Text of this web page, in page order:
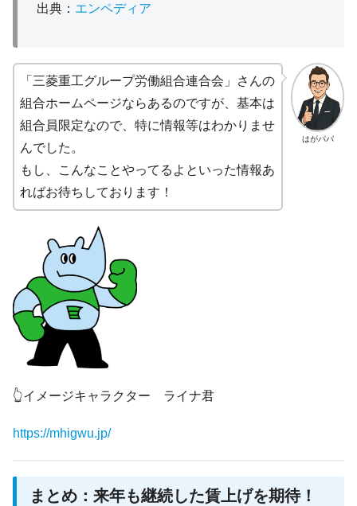
出典： エンペディア
はがパパ
「三菱重工グループ労働組合連合会」さんの
組合ホームページならあるのですが、基本は
組合員限定なので、特に情報等はわかりませ
んでした。
もし、こんなことやってるよといった情報あ
ればお待ちしております！
👆イメージキャラクター ライナ君
https://mhigwu.jp/
まとめ：来年も継続した賃上げを期待！